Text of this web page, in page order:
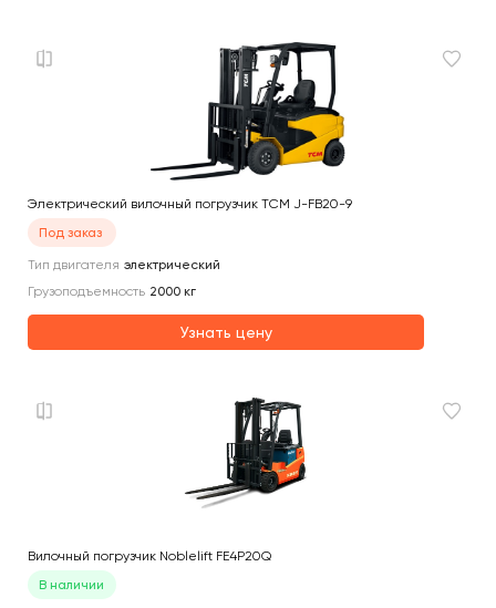
Электрический вилочный погрузчик TCM J-FB20-9
Под заказ
Тип двигателя электрический
Грузоподъемность 2000 кг
Узнать цену
Вилочный погрузчик Noblelift FE4P20Q
В наличии